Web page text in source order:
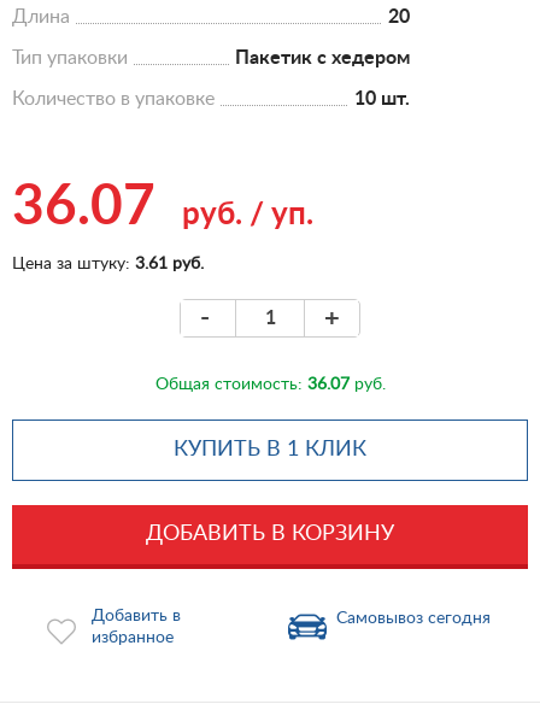
Длина 20
Тип упаковки Пакетик с хедером
Количество в упаковке 10 шт.
36.07 руб. / уп.
Цена за штуку: 3.61 руб.
- +
Общая стоимость: 36.07руб.
КУПИТЬ В 1 КЛИК
ДОБАВИТЬ В КОРЗИНУ
Добавить в
избранное
Самовывоз сегодня